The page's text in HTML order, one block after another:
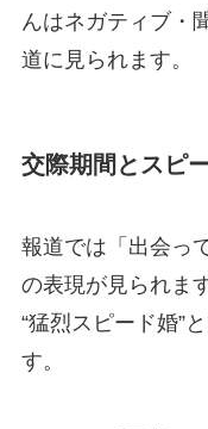
んはネガティブ・
道に見られます。
交際期間とスピ
報道では「出会っ
の表現が見られます
“猛烈スピード婚”
す。